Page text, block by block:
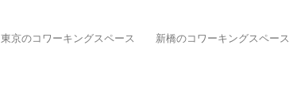
東京のコワーキングスペース 新橋のコワーキングスペース